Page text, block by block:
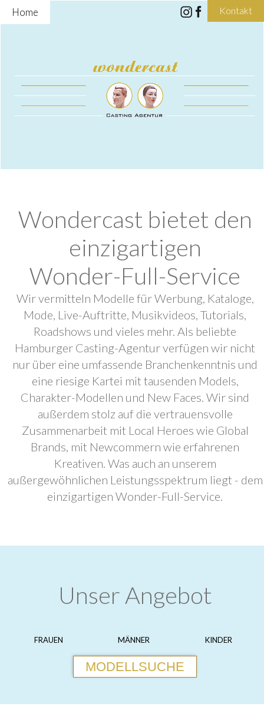
Home Kontakt
Wondercast bietet den
einzigartigen
Wonder-Full-Service
Wir vermitteln Modelle für Werbung, Kataloge,
Mode, Live-Auftritte, Musikvideos, Tutorials,
Roadshows und vieles mehr. Als beliebte
Hamburger Casting-Agentur verfügen wir nicht
nur über eine umfassende Branchenkenntnis und
eine riesige Kartei mit tausenden Models,
Charakter-Modellen und New Faces. Wir sind
außerdem stolz auf die vertrauensvolle
Zusammenarbeit mit Local Heroes wie Global
Brands, mit Newcommern wie erfahrenen
Kreativen. Was auch an unserem
außergewöhnlichen Leistungsspektrum liegt - dem
einzigartigen Wonder-Full-Service.
Unser Angebot
FRAUEN MÄNNER KINDER
MODELLSUCHE